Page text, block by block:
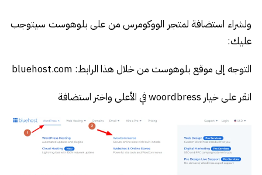
ولشراء استضافة لمتجر الووكومرس من على بلوهوست سيتوجب
عليك:
التوجه إلى موقع بلوهوست من خلال هذا الرابط: bluehost.com
انقر على خيار woordbress في الأعلى واختر استضافة